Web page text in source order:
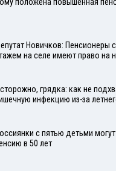
Новичков: Пенсионеры
на селе имеют право на
грядка: как не
инфекцию из-за
с пятью детьми
в 50 лет